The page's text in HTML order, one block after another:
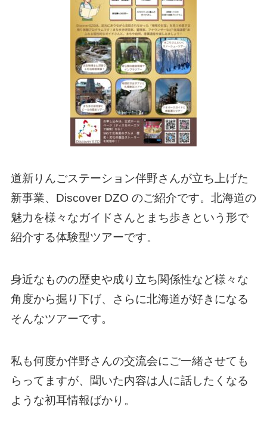
道新りんごステーション伴野さんが立ち上げた
新事業、Discover DZO のご紹介です。北海道の
魅力を様々なガイドさんとまち歩きという形で
紹介する体験型ツアーです。
身近なものの歴史や成り立ち関係性など様々な
角度から掘り下げ、さらに北海道が好きになる
そんなツアーです。
私も何度か伴野さんの交流会にご一緒させても
らってますが、聞いた内容は人に話したくなる
ような初耳情報ばかり。